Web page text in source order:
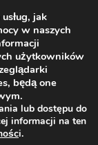
jak
w naszych
użytkowników
będą one
lub dostępu do
informacji na ten
i.